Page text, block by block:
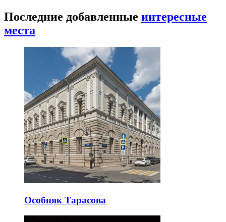
Последние добавленные интересные
места
Особняк Тарасова